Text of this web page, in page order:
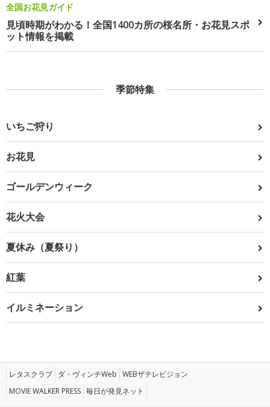
全国お花見ガイド
見頃時期がわかる！全国1400カ所の桜名所・お花見スポ
ット情報を掲載
季節特集
いちご狩り
お花見
ゴールデンウィーク
花火大会
夏休み（夏祭り）
紅葉
イルミネーション
レタスクラブ ダ・ヴィンチWeb WEBザテレビジョン
MOVIE WALKER PRESS 毎日が発見ネット